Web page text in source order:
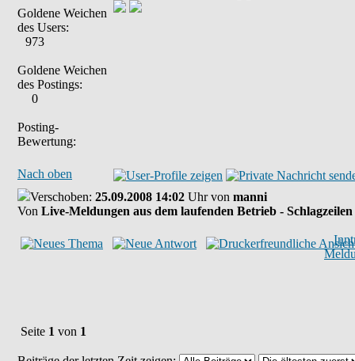
Goldene Weichen
des Users:
973
Goldene Weichen
des Postings:
0
Posting-
Bewertung:
Nach oben
Verschoben: 25.09.2008 14:02 Uhr von manni
Von Live-Meldungen aus dem laufenden Betrieb - Schlagzeilen
Seite 1 von 1